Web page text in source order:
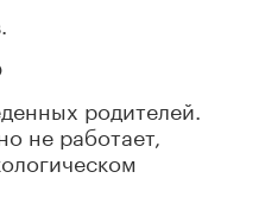
родителей.
не работает,